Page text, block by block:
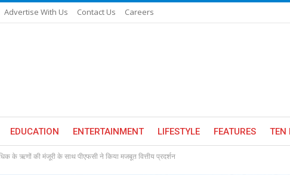
Advertise With Us Contact Us Careers
EDUCATION ENTERTAINMENT LIFESTYLE FEATURES TEN
के ऋणों की मंजूरी के साथ पीएफसी ने किया मजबूत वित्तीय प्रदर्शन